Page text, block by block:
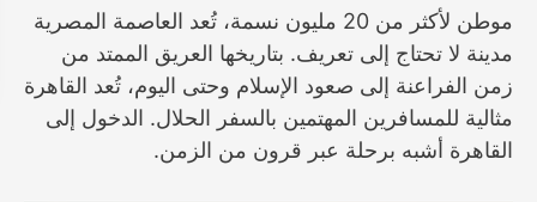
موطن لأكثر من 20 مليون نسمة، تُعد العاصمة المصرية
مدينة لا تحتاج إلى تعريف. بتاريخها العريق الممتد من
زمن الفراعنة إلى صعود الإسلام وحتى اليوم، تُعد القاهرة
مثالية للمسافرين المهتمين بالسفر الحلال. الدخول إلى
القاهرة أشبه برحلة عبر قرون من الزمن.